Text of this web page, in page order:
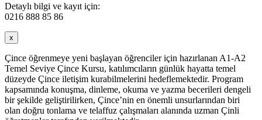
Detaylı bilgi ve kayıt için:
0216 888 85 86
x
Çince öğrenmeye yeni başlayan öğrenciler için hazırlanan A1-A2
Temel Seviye Çince Kursu, katılımcıların günlük hayatta temel
düzeyde Çince iletişim kurabilmelerini hedeflemektedir. Program
kapsamında konuşma, dinleme, okuma ve yazma becerileri dengeli
bir şekilde geliştirilirken, Çince’nin en önemli unsurlarından biri
olan doğru tonlama ve telaffuz çalışmaları alanında uzman Çinli